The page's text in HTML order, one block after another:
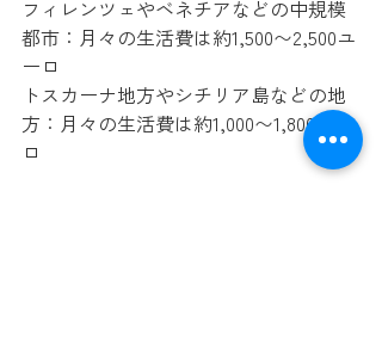
フィレンツェやベネチアなどの中規模
都市：月々の生活費は約1,500〜2,500ユ
ーロ
トスカーナ地方やシチリア島などの地
方：月々の生活費は約1,000〜1,800ユー
ロ